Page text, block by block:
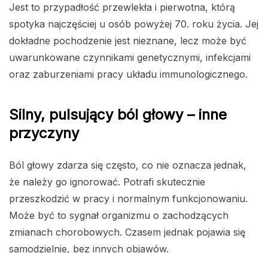
Jest to przypadłość przewlekła i pierwotna, którą
spotyka najczęściej u osób powyżej 70. roku życia. Jej
dokładne pochodzenie jest nieznane, lecz może być
uwarunkowane czynnikami genetycznymi, infekcjami
oraz zaburzeniami pracy układu immunologicznego.
Silny, pulsujący ból głowy – inne
przyczyny
Ból głowy zdarza się często, co nie oznacza jednak,
że należy go ignorować. Potrafi skutecznie
przeszkodzić w pracy i normalnym funkcjonowaniu.
Może być to sygnał organizmu o zachodzących
zmianach chorobowych. Czasem jednak pojawia się
samodzielnie, bez innych objawów.